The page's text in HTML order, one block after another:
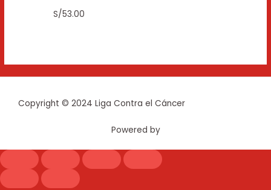
S/53.00
Copyright © 2024 Liga Contra el Cáncer
Powered by